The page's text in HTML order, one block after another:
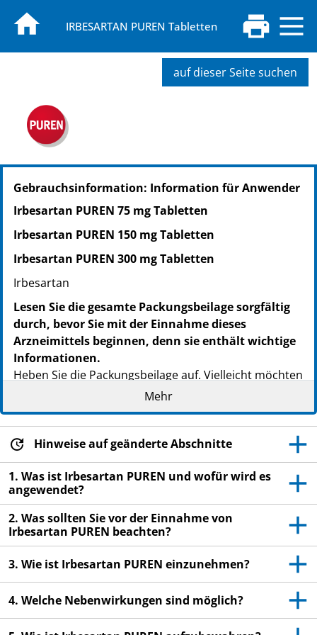
IRBESARTAN PUREN Tabletten
auf dieser Seite suchen
PZN: 12893641
PPN: 111289364181
NTIN: 04150128936418
PPN: 111289365871
NTIN: 04150128936586
PZN: 12893664
PPN: 111289366437
NTIN: 04150128936647
Gebrauchsinformation: Information für Anwender
Irbesartan PUREN 75 mg Tabletten
Irbesartan PUREN 150 mg Tabletten
Irbesartan PUREN 300 mg Tabletten
Irbesartan
Lesen Sie die gesamte Packungsbeilage sorgfältig
durch, bevor Sie mit der Einnahme dieses
Arzneimittels beginnen, denn sie enthält wichtige
Informationen.
Heben Sie die Packungsbeilage auf. Vielleicht möchten
Sie diese später nochmals lesen.
Wenn Sie weitere Fragen haben, wenden Sie sich an
verschrieben. Geben Sie es nicht an Dritte weiter. Es
kann anderen Menschen schaden, auch wenn diese
die gleichen Beschwerden haben wie Sie.
Wenn Sie Nebenwirkungen bemerken, wenden Sie
sich an Ihren Arzt oder Apotheker. Dies gilt auch für
Nebenwirkungen, die nicht in dieser Packungsbeilage
angegeben sind. Siehe Abschnitt 4.
Mehr
Hinweise auf geänderte Abschnitte
1. Was ist Irbesartan PUREN und wofür wird es
angewendet?
2. Was sollten Sie vor der Einnahme von
Irbesartan PUREN beachten?
3. Wie ist Irbesartan PUREN einzunehmen?
4. Welche Nebenwirkungen sind möglich?